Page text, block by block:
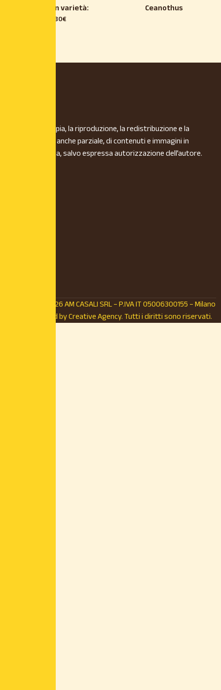
Nepeta in varietà:
8,80€
Ceanothus
È vietata la copia, la riproduzione, la redistribuzione e la
pubblicazione, anche parziale, di contenuti e immagini in
qualsiasi forma, salvo espressa autorizzazione dell’autore.
© Copyright 2026 AM CASALI SRL – P.IVA IT 05006300155 – Milano
(MI) – Powered byCreative Agency.Tutti i diritti sono riservati.